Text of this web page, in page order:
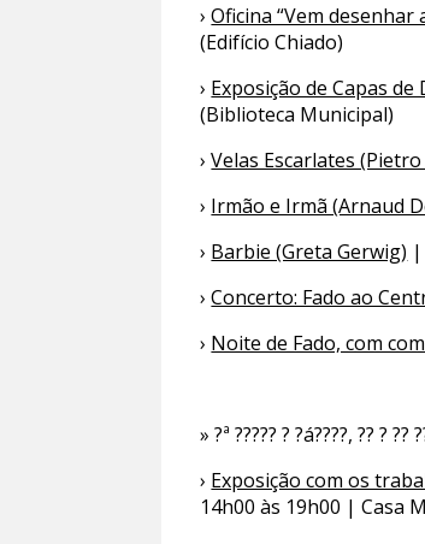
›Oficina “Vem desenhar
(Edifício Chiado)
› Exposição de Capas
(Biblioteca Municipal)
›Velas Escarlates
› Irmão e Irmã (Arnaud
› Barbie (Greta Gerwig) |
›Concerto: Fado ao
› Noite de Fado, com
» ?ª ????? ? ?á????, ?? ? ??
› Exposição com os
14h00 às 19h00 | Casa